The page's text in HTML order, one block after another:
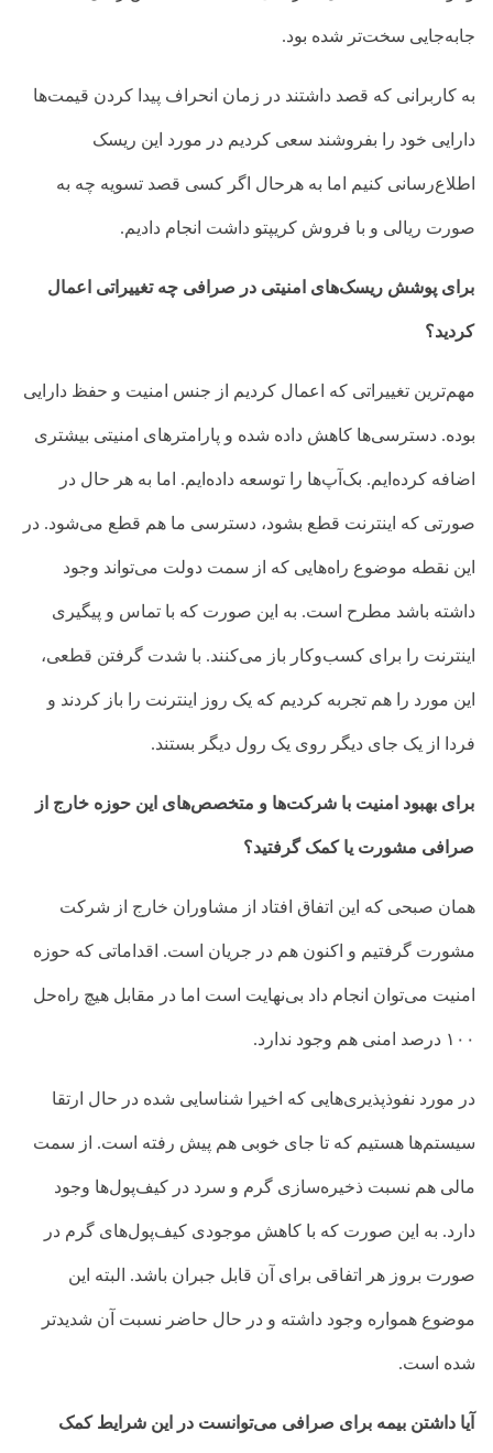
جابه‌جایی سخت‌تر شده بود.
به کاربرانی که قصد داشتند در زمان انحراف پیدا کردن قیمت‌ها
دارایی خود را بفروشند سعی کردیم در مورد این ریسک
اطلاع‌رسانی کنیم اما به هرحال اگر کسی قصد تسویه چه به
صورت ریالی و با فروش کریپتو داشت انجام دادیم.
برای پوشش ریسک‌های امنیتی در صرافی چه تغییراتی اعمال
کردید؟
مهم‌ترین تغییراتی که اعمال کردیم از جنس امنیت و حفظ دارایی
بوده. دسترسی‌ها کاهش داده شده و پارامترهای امنیتی بیشتری
اضافه کرده‌ایم. بک‌‌آپ‌ها را توسعه داده‌ایم. اما به هر حال در
صورتی که اینترنت قطع بشود، دسترسی ما هم قطع می‌شود. در
این نقطه موضوع راه‌هایی که از سمت دولت می‌تواند وجود
داشته باشد مطرح است. به این صورت که با تماس و پیگیری
اینترنت را برای کسب‌وکار باز می‌کنند. با شدت گرفتن قطعی،
این مورد را هم تجربه کردیم که یک روز اینترنت را باز کردند و
فردا از یک جای دیگر روی یک رول دیگر بستند.
برای بهبود امنیت با شرکت‌ها و متخصص‌های این حوزه خارج از
صرافی مشورت یا کمک گرفتید؟
همان صبحی که این اتفاق افتاد از مشاوران خارج از شرکت
مشورت گرفتیم و اکنون هم در جریان است. اقداماتی که حوزه
امنیت می‌توان انجام داد بی‌نهایت است اما در مقابل هیچ راه‌حل
۱۰۰ درصد امنی هم وجود ندارد.
در مورد نفوذپذیری‌هایی که اخیرا شناسایی شده در حال ارتقا
سیستم‌ها هستیم که تا جای خوبی هم پیش رفته است. از سمت
مالی هم نسبت ذخیره‌سازی گرم و سرد در کیف‌پول‌ها وجود
دارد. به این صورت که با کاهش موجودی کیف‌پول‌های گرم در
صورت بروز هر اتفاقی برای آن قابل جبران باشد. البته این
موضوع همواره وجود داشته و در حال حاضر نسبت آن شدید‌تر
شده است.
آیا داشتن بیمه برای صرافی می‌توانست در این شرایط کمک